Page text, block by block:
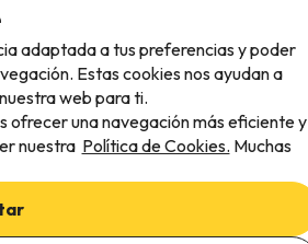
adaptada a tus preferencias y poder
Estas cookies nos ayudan a
web para ti.
ofrecer una navegación más eficiente y
nuestra Política de Cookies. Muchas